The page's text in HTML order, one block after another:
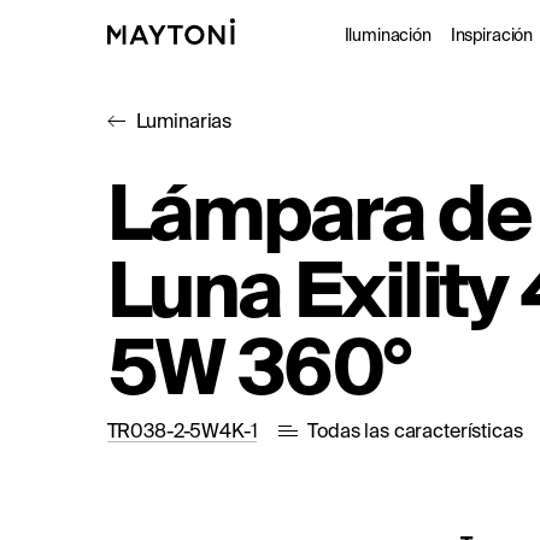
Iluminación
Exterior
Studio
Inspiración
Luminarias
Lámpara
Luna
5W 360°
TR038-2-5W4K-1 Todas las características